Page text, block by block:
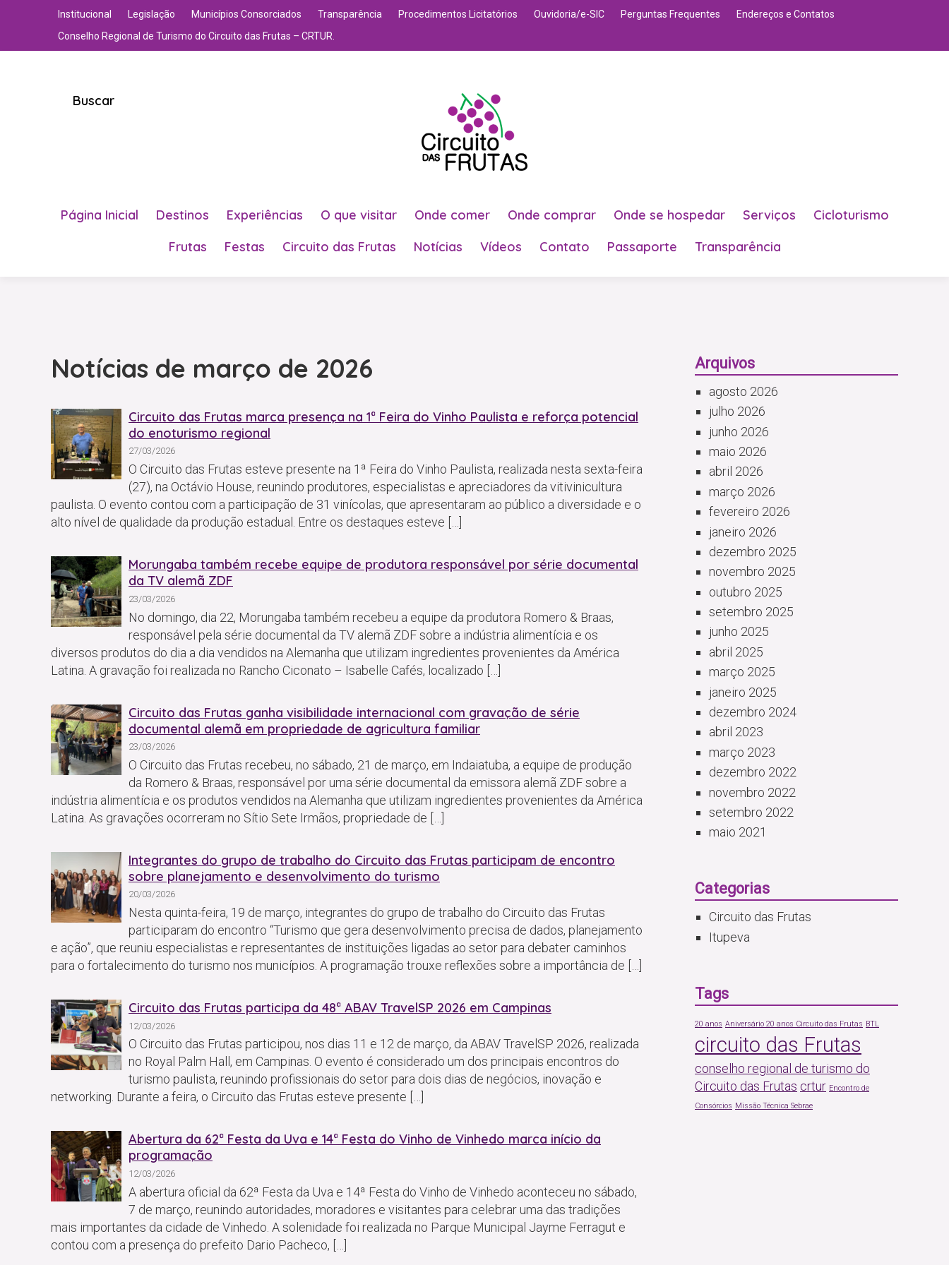
Institucional Legislação Municípios Consorciados Transparência Procedimentos Licitatórios Ouvidoria/e-SIC Perguntas Frequentes
Endereços e Contatos
Conselho Regional de Turismo do Circuito das Frutas – CRTUR.
Buscar
Página Inicial Destinos Experiências O que visitar Onde comer Onde comprar Onde se hospedar Serviços
Cicloturismo
Frutas
Festas Circuito das Frutas Notícias Vídeos Contato Passaporte Transparência
Notícias de março de 2026
Circuito das Frutas marca presença na 1ª Feira do Vinho Paulista e reforça potencial
do enoturismo regional
27/03/2026
O Circuito das Frutas esteve presente na 1ª Feira do Vinho Paulista, realizada nesta sexta-feira
(27), na Octávio House, reunindo produtores, especialistas e apreciadores da vitivinicultura
paulista. O evento contou com a participação de 31 vinícolas, que apresentaram ao público a diversidade e o
alto nível de qualidade da produção estadual. Entre os destaques esteve […]
Morungaba também recebe equipe de produtora responsável por série documental
da TV alemã ZDF
23/03/2026
No domingo, dia 22, Morungaba também recebeu a equipe da produtora Romero & Braas,
responsável pela série documental da TV alemã ZDF sobre a indústria alimentícia e os
diversos produtos do dia a dia vendidos na Alemanha que utilizam ingredientes provenientes da América
Latina. A gravação foi realizada no Rancho Ciconato – Isabelle Cafés, localizado […]
Circuito das Frutas ganha visibilidade internacional com gravação de série
documental alemã em propriedade de agricultura familiar
23/03/2026
O Circuito das Frutas recebeu, no sábado, 21 de março, em Indaiatuba, a equipe de produção
da Romero & Braas, responsável por uma série documental da emissora alemã ZDF sobre a
indústria alimentícia e os produtos vendidos na Alemanha que utilizam ingredientes provenientes da América
Latina. As gravações ocorreram no Sítio Sete Irmãos, propriedade de […]
Integrantes do grupo de trabalho do Circuito das Frutas participam de encontro
sobre planejamento e desenvolvimento do turismo
20/03/2026
Nesta quinta-feira, 19 de março, integrantes do grupo de trabalho do Circuito das Frutas
participaram do encontro “Turismo que gera desenvolvimento precisa de dados, planejamento
e ação”, que reuniu especialistas e representantes de instituições ligadas ao setor para debater caminhos
para o fortalecimento do turismo nos municípios. A programação trouxe reflexões sobre a importância de […]
Circuito das Frutas participa da 48ª ABAV TravelSP 2026 em Campinas
12/03/2026
O Circuito das Frutas participou, nos dias 11 e 12 de março, da ABAV TravelSP 2026, realizada
no Royal Palm Hall, em Campinas. O evento é considerado um dos principais encontros do
turismo paulista, reunindo profissionais do setor para dois dias de negócios, inovação e
networking. Durante a feira, o Circuito das Frutas esteve presente […]
Abertura da 62ª Festa da Uva e 14ª Festa do Vinho de Vinhedo marca início da
programação
12/03/2026
A abertura oficial da 62ª Festa da Uva e 14ª Festa do Vinho de Vinhedo aconteceu no sábado,
7 de março, reunindo autoridades, moradores e visitantes para celebrar uma das tradições
mais importantes da cidade de Vinhedo. A solenidade foi realizada no Parque Municipal Jayme Ferragut e
contou com a presença do prefeito Dario Pacheco, […]
Arquivos
agosto 2026
julho 2026
junho 2026
maio 2026
abril 2026
março 2026
fevereiro 2026
janeiro 2026
dezembro 2025
novembro 2025
outubro 2025
setembro 2025
junho 2025
abril 2025
março 2025
janeiro 2025
dezembro 2024
abril 2023
março 2023
dezembro 2022
novembro 2022
setembro 2022
maio 2021
Categorias
Circuito das Frutas
Itupeva
Tags
20 anos Aniversário 20 anos Circuito das Frutas BTL
circuito das Frutas
conselho regional de turismo do
Circuito das Frutas crtur Encontro de
Consórcios Missão Técnica Sebrae